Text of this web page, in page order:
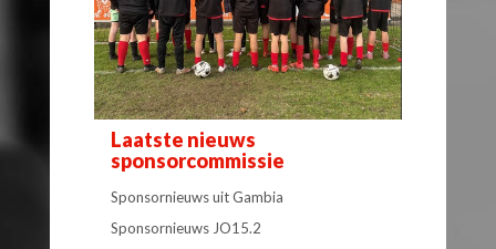
Laatste nieuws
sponsorcommissie
Sponsornieuws uit Gambia
Sponsornieuws JO15.2